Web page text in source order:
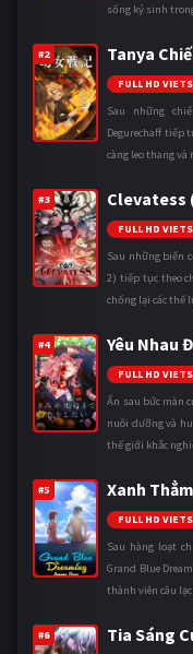
sống ký sinh
#2 Tanya
FULL HD
Sau những
Degurechaff tiếp
càng leo thang
#3 Clevatess
FULL HD
Sau những biến
2) tiếp tục theo
chống lại các thế
#4 Yêu Nhau
FULL HD
Ẩn sau bức màn
nuôi dưỡng và
thế giới khắc
#5 Xanh
FULL HD
Sau hàng loạt
Grand Blue
thành viên câu
#6 Tia Sáng